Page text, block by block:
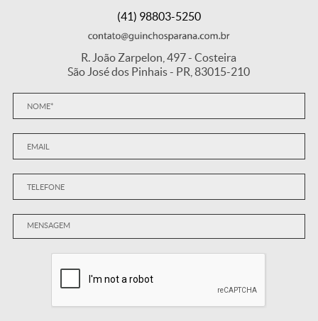
(41) 98803-5250
R. João Zarpelon, 497 - Costeira
São José dos Pinhais - PR, 83015-210